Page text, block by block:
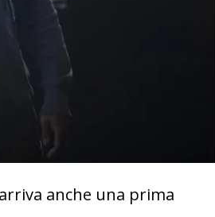
anche una prima